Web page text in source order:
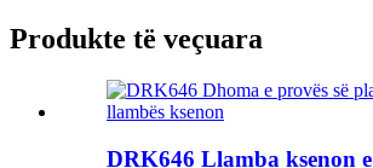
Produkte të veçuara
DRK646 Llamba ksenon e